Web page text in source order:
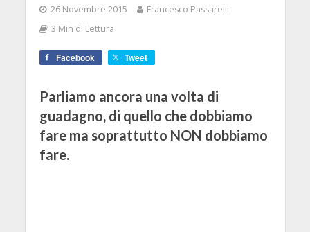
26 Novembre 2015
Francesco Passarelli
3 Min di Lettura
Facebook Tweet
Parliamo ancora una volta di
guadagno, di quello che dobbiamo
fare ma soprattutto NON dobbiamo
fare.